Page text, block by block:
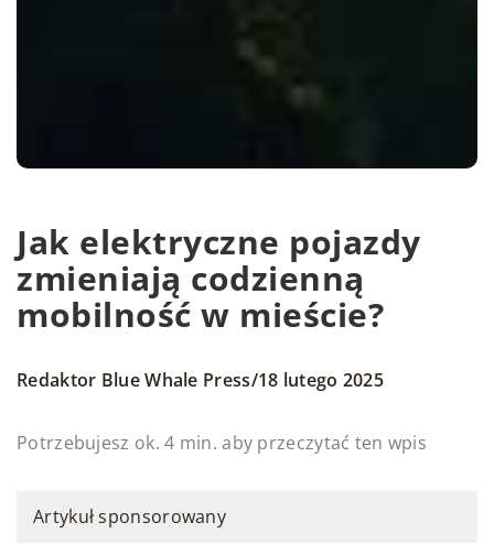
Jak elektryczne pojazdy
zmieniają codzienną
mobilność w mieście?
Redaktor Blue Whale Press/18 lutego 2025
Potrzebujesz ok. 4 min. aby przeczytać ten wpis
Artykuł sponsorowany